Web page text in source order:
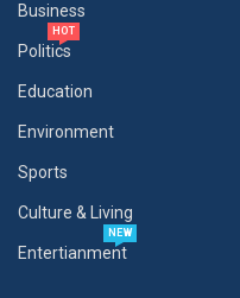
Business
Politics
HOT
Education
Environment
Sports
Culture & Living
Entertianment
NEW